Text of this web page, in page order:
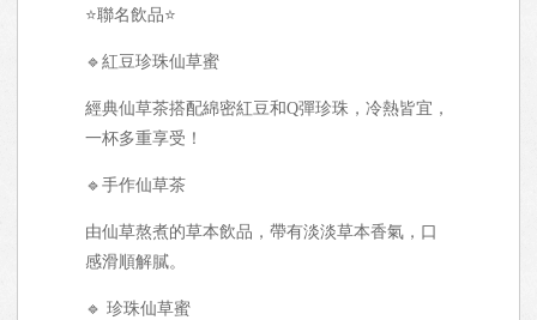
⭐聯名飲品⭐
🔹紅豆珍珠仙草蜜
經典仙草茶搭配綿密紅豆和Q彈珍珠，冷熱皆宜，
一杯多重享受！
🔹手作仙草茶
由仙草熬煮的草本飲品，帶有淡淡草本香氣，口
感滑順解膩。
🔹 珍珠仙草蜜